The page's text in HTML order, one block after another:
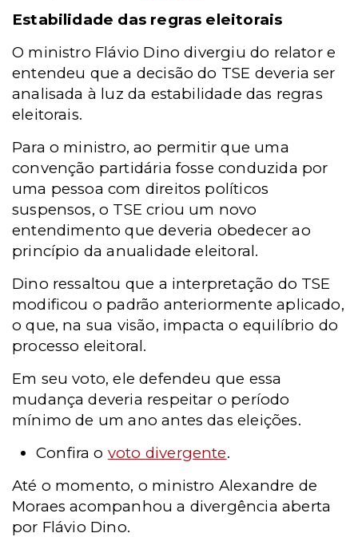
Estabilidade das regras eleitorais
O ministro Flávio Dino divergiu do relator e
entendeu que a decisão do TSE deveria ser
analisada à luz da estabilidade das regras
eleitorais.
Para o ministro, ao permitir que uma
convenção partidária fosse conduzida por
uma pessoa com direitos políticos
suspensos, o TSE criou um novo
entendimento que deveria obedecer ao
princípio da anualidade eleitoral.
Dino ressaltou que a interpretação do TSE
modificou o padrão anteriormente aplicado,
o que, na sua visão, impacta o equilíbrio do
processo eleitoral.
Em seu voto, ele defendeu que essa
mudança deveria respeitar o período
mínimo de um ano antes das eleições.
Confira o voto divergente.
Até o momento, o ministro Alexandre de
Moraes acompanhou a divergência aberta
por Flávio Dino.